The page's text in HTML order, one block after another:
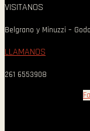
VISITANOS
Belgrano y Minuzzi –
LLAMANOS
261 6553908